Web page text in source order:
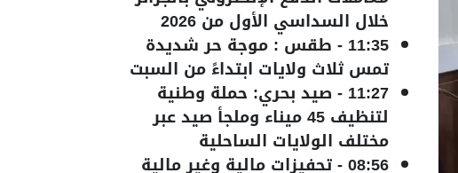
خلال السداسي الأول من 2026
11:35
- طقس : موجة حر شديدة
تمس ثلاث ولايات ابتداءً من السبت
11:27
- صيد بحري: حملة وطنية
لتنظيف 45 ميناء وملجأ صيد عبر
مختلف الولايات الساحلية
08:56
-تحفيزات مالية وغير مالية